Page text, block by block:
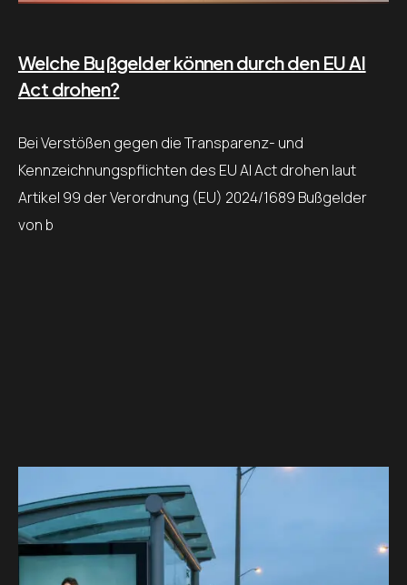
Welche Bußgelder können durch den EU AI
Act drohen?
Bei Verstößen gegen die Transparenz- und
Kennzeichnungspflichten des EU AI Act drohen laut
Artikel 99 der Verordnung (EU) 2024/1689 Bußgelder
von b